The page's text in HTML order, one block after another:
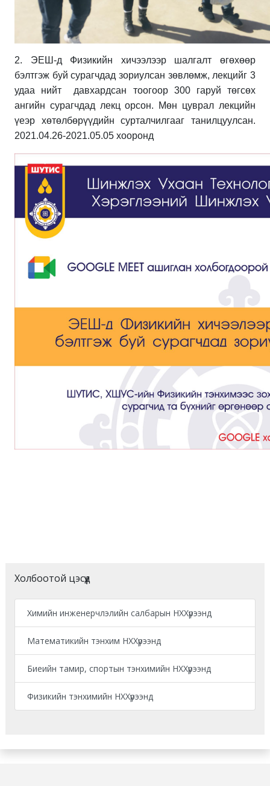
2. ЭЕШ-д Физикийн хичээлээр шалгалт өгөхөөр
бэлтгэж буй сурагчдад зориулсан зөвлөмж, лекцийг 3
удаа нийт давхардсан тоогоор 300 гаруй төгсөх
ангийн сурагчдад лекц орсон. Мөн цуврал лекцийн
үеэр хөтөлбөрүүдийн сурталчилгааг танилцуулсан.
2021.04.26-2021.05.05 хооронд
Холбоотой цэсүүд
Химийн инженерчлэлийн салбарын НХХүрээнд
Математикийн тэнхим НХХүрээнд
Биеийн тамир, спортын тэнхимийн НХХүрээнд
Физикийн тэнхимийн НХХүрээнд